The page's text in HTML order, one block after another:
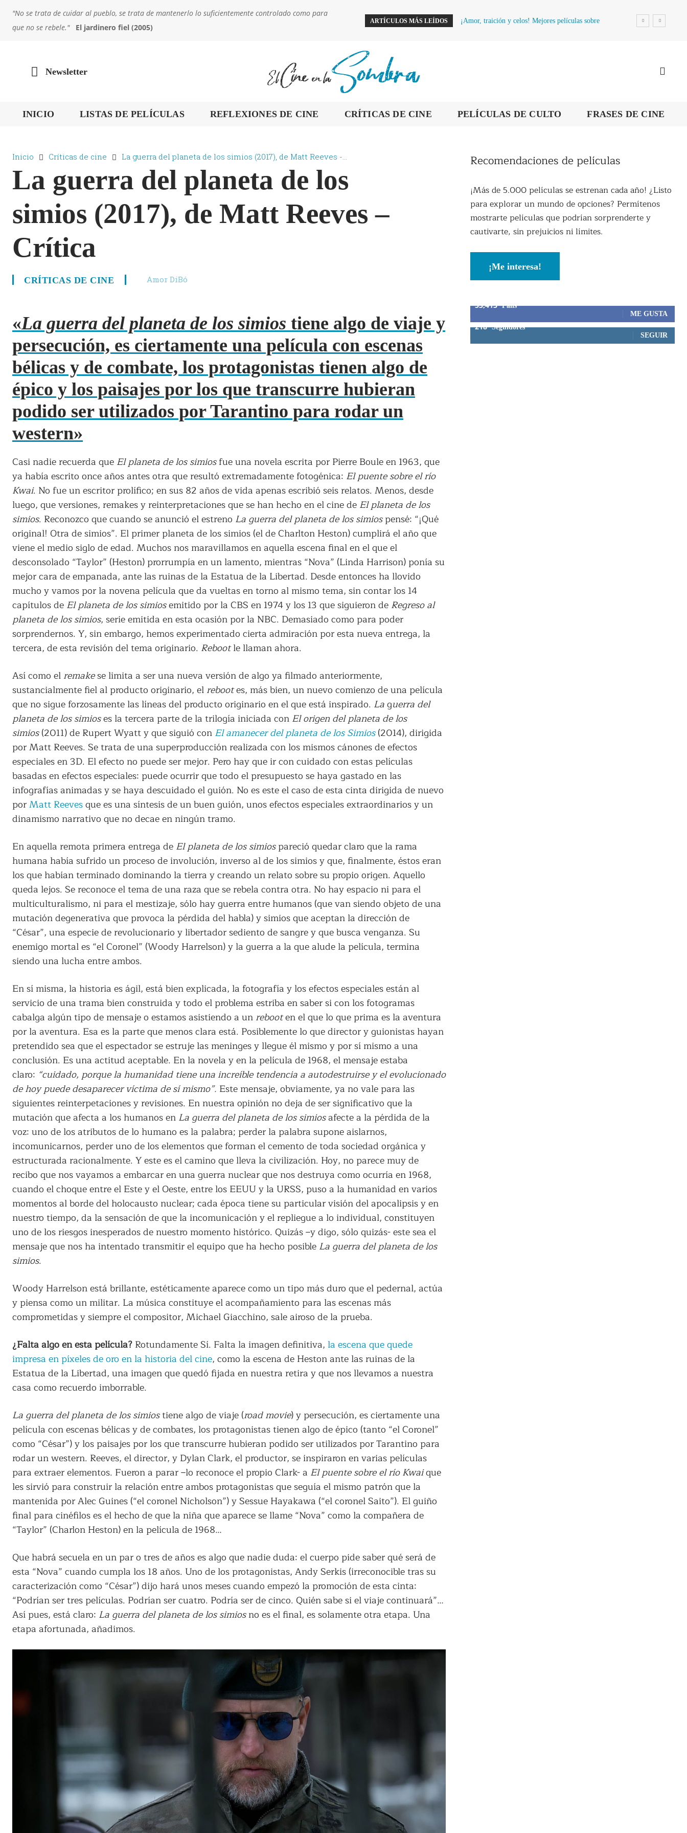
"No se trata de cuidar al pueblo, se trata de mantenerlo lo suficientemente controlado como para
que no se rebele."
El jardinero fiel (2005)
ARTÍCULOS MÁS LEÍDOS
¡Amor, traición y celos! Mejores películas sobre
Newsletter
INICIO LISTAS DE PELÍCULAS REFLEXIONES DE CINE CRÍTICAS DE CINE PELÍCULAS DE CULTO FRASES DE CINE
Inicio Críticas de cine La guerra del planeta de los simios (2017), de Matt Reeves -...
La guerra del planeta de los
simios (2017), de Matt Reeves –
Crítica
CRÍTICAS DE CINE Amor DiBó
«La guerra del planeta de los simios tiene algo de viaje y
persecución, es ciertamente una película con escenas
bélicas y de combate, los protagonistas tienen algo de
épico y los paisajes por los que transcurre hubieran
podido ser utilizados por Tarantino para rodar un
western»
Casi nadie recuerda que El planeta de los simiosfue una novela escrita por Pierre Boule en 1963, que
ya había escrito once años antes otra que resultó extremadamente fotogénica: El puente sobre el río
Kwai. No fue un escritor prolífico; en sus 82 años de vida apenas escribió seis relatos. Menos, desde
luego, que versiones, remakes y reinterpretaciones que se han hecho en el cine de El planeta de los
simios. Reconozco que cuando se anunció el estreno La guerra del planeta de los simiospensé: “¡Qué
original! Otra de simios”. El primer planeta de los simios (el de Charlton Heston) cumplirá el año que
viene el medio siglo de edad. Muchos nos maravillamos en aquella escena final en el que el
desconsolado “Taylor” (Heston) prorrumpía en un lamento, mientras “Nova” (Linda Harrison) ponía su
mejor cara de empanada, ante las ruinas de la Estatua de la Libertad. Desde entonces ha llovido
mucho y vamos por la novena película que da vueltas en torno al mismo tema, sin contar los 14
capítulos de El planeta de los simiosemitido por la CBS en 1974 y los 13 que siguieron de Regreso al
planeta de los simios, serie emitida en esta ocasión por la NBC. Demasiado como para poder
sorprendernos. Y, sin embargo, hemos experimentado cierta admiración por esta nueva entrega, la
tercera, de esta revisión del tema originario. Rebootle llaman ahora.
Así como el remakese limita a ser una nueva versión de algo ya filmado anteriormente,
sustancialmente fiel al producto originario, el rebootes, más bien, un nuevo comienzo de una película
que no sigue forzosamente las líneas del producto originario en el que está inspirado. Laguerra del
planeta de los simioses la tercera parte de la trilogía iniciada con El origen del planeta de los
simios(2011) de Rupert Wyatt y que siguió con El amanecer del planeta de los Simios(2014), dirigida
por Matt Reeves. Se trata de una superproducción realizada con los mismos cánones de efectos
especiales en 3D. El efecto no puede ser mejor. Pero hay que ir con cuidado con estas películas
basadas en efectos especiales: puede ocurrir que todo el presupuesto se haya gastado en las
infografías animadas y se haya descuidado el guión. No es este el caso de esta cinta dirigida de nuevo
porMatt Reevesque es una síntesis de un buen guión, unos efectos especiales extraordinarios y un
dinamismo narrativo que no decae en ningún tramo.
En aquella remota primera entrega de El planeta de los simiospareció quedar claro que la rama
humana había sufrido un proceso de involución, inverso al de los simios y que, finalmente, éstos eran
los que habían terminado dominando la tierra y creando un relato sobre su propio origen. Aquello
queda lejos. Se reconoce el tema de una raza que se rebela contra otra. No hay espacio ni para el
multiculturalismo, ni para el mestizaje, sólo hay guerra entre humanos (que van siendo objeto de una
mutación degenerativa que provoca la pérdida del habla) y simios que aceptan la dirección de
“César”, una especie de revolucionario y libertador sediento de sangre y que busca venganza. Su
enemigo mortal es “el Coronel” (Woody Harrelson) y la guerra a la que alude la película, termina
siendo una lucha entre ambos.
En sí misma, la historia es ágil, está bien explicada, la fotografía y los efectos especiales están al
servicio de una trama bien construida y todo el problema estriba en saber si con los fotogramas
cabalga algún tipo de mensaje o estamos asistiendo a un rebooten el que lo que prima es la aventura
por la aventura. Esa es la parte que menos clara está. Posiblemente lo que director y guionistas hayan
pretendido sea que el espectador se estruje las meninges y llegue él mismo y por sí mismo a una
conclusión. Es una actitud aceptable. En la novela y en la película de 1968, el mensaje estaba
claro: “cuidado, porque la humanidad tiene una increíble tendencia a autodestruirse y el evolucionado
de hoy puede desaparecer víctima de sí mismo”. Este mensaje, obviamente, ya no vale para las
siguientes reinterpetaciones y revisiones. En nuestra opinión no deja de ser significativo que la
mutación que afecta a los humanos en La guerra del planeta de los simiosafecte a la pérdida de la
voz: uno de los atributos de lo humano es la palabra; perder la palabra supone aislarnos,
incomunicarnos, perder uno de los elementos que forman el cemento de toda sociedad orgánica y
estructurada racionalmente. Y este es el camino que lleva la civilización. Hoy, no parece muy de
recibo que nos vayamos a embarcar en una guerra nuclear que nos destruya como ocurría en 1968,
cuando el choque entre el Este y el Oeste, entre los EEUU y la URSS, puso a la humanidad en varios
momentos al borde del holocausto nuclear; cada época tiene su particular visión del apocalipsis y en
nuestro tiempo, da la sensación de que la incomunicación y el repliegue a lo individual, constituyen
uno de los riesgos inesperados de nuestro momento histórico. Quizás –y digo, sólo quizás- este sea el
mensaje que nos ha intentado transmitir el equipo que ha hecho posible La guerra del planeta de los
simios.
Woody Harrelson está brillante, estéticamente aparece como un tipo más duro que el pedernal, actúa
y piensa como un militar. La música constituye el acompañamiento para las escenas más
comprometidas y siempre el compositor, Michael Giacchino, sale airoso de la prueba.
¿Falta algo en esta película? Rotundamente Sí. Falta la imagen definitiva, la escena que quede
impresa en píxeles de oro en la historia del cine, como la escena de Heston ante las ruinas de la
Estatua de la Libertad, una imagen que quedó fijada en nuestra retira y que nos llevamos a nuestra
casa como recuerdo imborrable.
La guerra del planeta de los simiostiene algo de viaje (road movie) y persecución, es ciertamente una
película con escenas bélicas y de combates, los protagonistas tienen algo de épico (tanto “el Coronel”
como “César”) y los paisajes por los que transcurre hubieran podido ser utilizados por Tarantino para
rodar un western. Reeves, el director, y Dylan Clark, el productor, se inspiraron en varias películas
para extraer elementos. Fueron a parar –lo reconoce el propio Clark- a El puente sobre el río Kwaique
les sirvió para construir la relación entre ambos protagonistas que seguía el mismo patrón que la
mantenida por Alec Guines (“el coronel Nicholson”) y Sessue Hayakawa (“el coronel Saito”). El guiño
final para cinéfilos es el hecho de que la niña que aparece se llame “Nova” como la compañera de
“Taylor” (Charlon Heston) en la película de 1968…
Que habrá secuela en un par o tres de años es algo que nadie duda: el cuerpo pide saber qué será de
esta “Nova” cuando cumpla los 18 años. Uno de los protagonistas, Andy Serkis (irreconocible tras su
caracterización como “César”) dijo hará unos meses cuando empezó la promoción de esta cinta:
“Podrían ser tres películas. Podrían ser cuatro. Podría ser de cinco. Quién sabe si el viaje continuará”…
Así pues, está claro: La guerra del planeta de los simiosno es el final, es solamente otra etapa. Una
etapa afortunada, añadimos.
Recomendaciones de películas
¡Más de 5.000 películas se estrenan cada año! ¿Listo
para explorar un mundo de opciones? Permítenos
mostrarte películas que podrían sorprenderte y
cautivarte, sin prejuicios ni límites.
¡Me interesa!
53,413 Fans
ME GUSTA
218 Seguidores
SEGUIR